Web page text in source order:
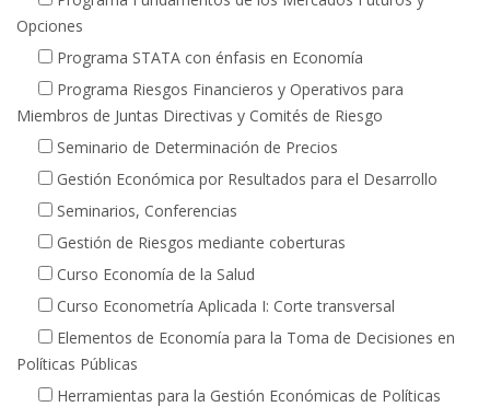
Opciones
Programa STATA con énfasis en Economía
Programa Riesgos Financieros y Operativos para
Miembros de Juntas Directivas y Comités de Riesgo
Seminario de Determinación de Precios
Gestión Económica por Resultados para el Desarrollo
Seminarios, Conferencias
Gestión de Riesgos mediante coberturas
Curso Economía de la Salud
Curso Econometría Aplicada I: Corte transversal
Elementos de Economía para la Toma de Decisiones en
Políticas Públicas
Herramientas para la Gestión Económicas de Políticas